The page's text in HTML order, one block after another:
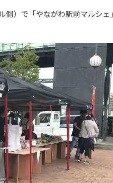
）で「やながわ駅前マルシェ」